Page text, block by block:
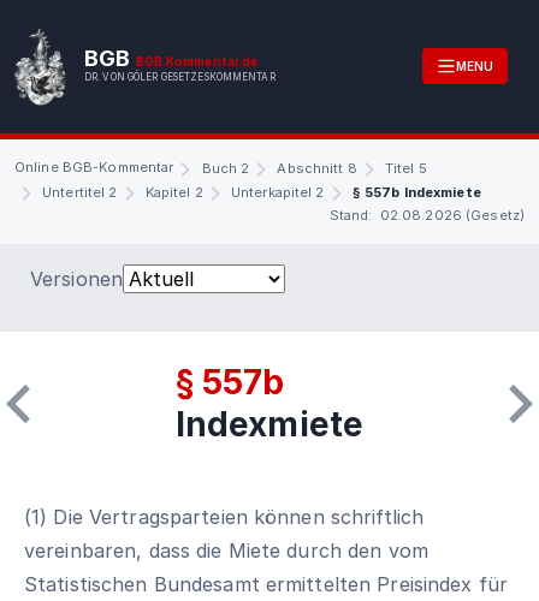
BGB BGB.Kommentar.de
DR. VON GÖLER GESETZESKOMMENTAR
MENU
Online BGB-Kommentar Buch 2 Abschnitt 8
Titel 5
Untertitel 2
Kapitel 2 Unterkapitel 2
§ 557b Indexmiete
Stand: 02.08.2026 (Gesetz)
Versionen
§ 557b
Indexmiete
(1) Die Vertragsparteien können schriftlich
vereinbaren, dass die Miete durch den vom
Statistischen Bundesamt ermittelten Preisindex für